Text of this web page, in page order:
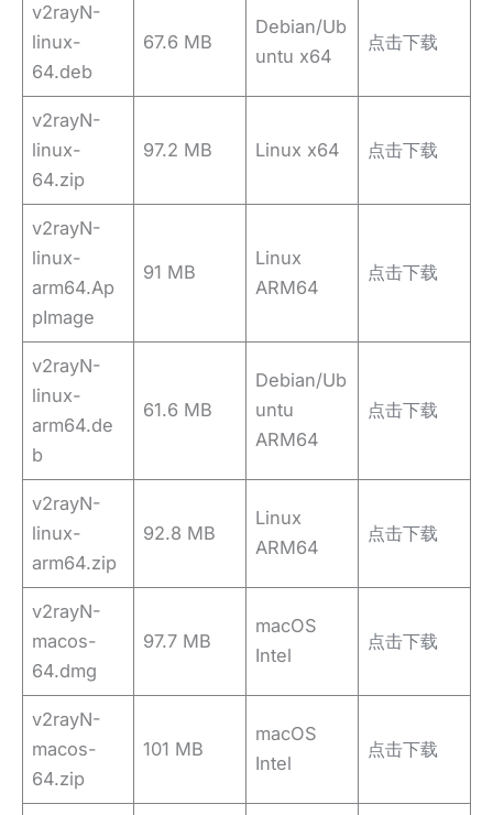
v2rayN-
linux-
64.deb
67.6 MB
Debian/Ub
untu x64
点击下载
v2rayN-
linux-
64.zip
97.2 MB Linux x64 点击下载
v2rayN-
linux-
arm64.Ap
pImage
91 MB
Linux
ARM64
点击下载
v2rayN-
linux-
arm64.de
b
61.6 MB
Debian/Ub
untu
ARM64
点击下载
v2rayN-
linux-
arm64.zip
92.8 MB
Linux
ARM64
点击下载
v2rayN-
macos-
64.dmg
97.7 MB
macOS
Intel
点击下载
v2rayN-
macos-
64.zip
101 MB
macOS
Intel
点击下载